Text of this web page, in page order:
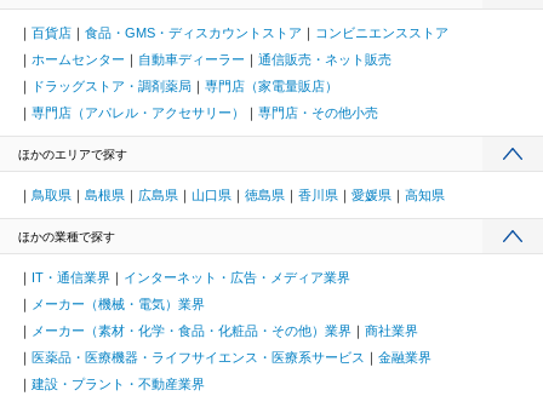
百貨店 食品・GMS・ディスカウントストア
コンビニエンスストア
ホームセンター
自動車ディーラー
通信販売・ネット販売
ドラッグストア・調剤薬局
専門店（家電量販店）
専門店（アパレル・アクセサリー）
専門店・その他小売
ほかのエリアで探す
鳥取県 島根県 広島県 山口県 徳島県 香川県 愛媛県 高知県
ほかの業種で探す
IT・通信業界
インターネット・広告・メディア業界
メーカー（機械・電気）業界
メーカー（素材・化学・食品・化粧品・その他）業界
商社業界
医薬品・医療機器・ライフサイエンス・医療系サービス
金融業界
建設・プラント・不動産業界